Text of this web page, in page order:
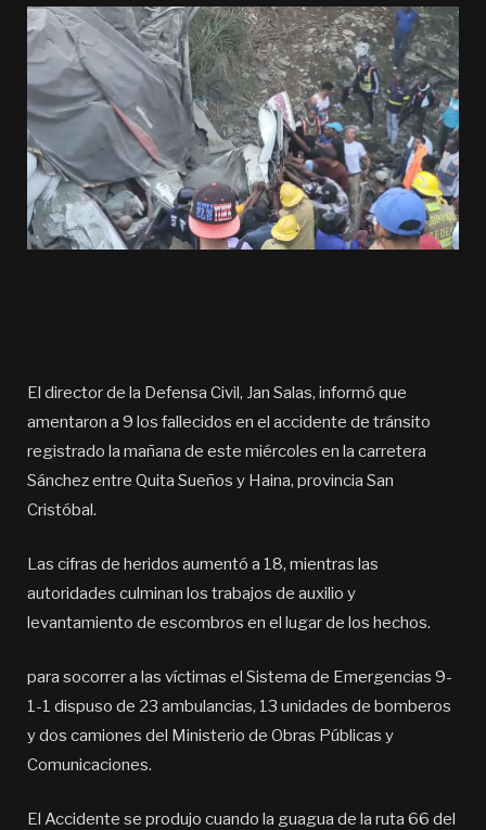
El director de la Defensa Civil, Jan Salas, informó que
amentaron a 9 los fallecidos en el accidente de tránsito
registrado la mañana de este miércoles en la carretera
Sánchez entre Quita Sueños y Haina, provincia San
Cristóbal.
Las cifras de heridos aumentó a 18, mientras las
autoridades culminan los trabajos de auxilio y
levantamiento de escombros en el lugar de los hechos.
para socorrer a las víctimas el Sistema de Emergencias 9-
1-1 dispuso de 23 ambulancias, 13 unidades de bomberos
y dos camiones del Ministerio de Obras Públicas y
Comunicaciones.
El Accidente se produjo cuando la guagua de la ruta 66 del